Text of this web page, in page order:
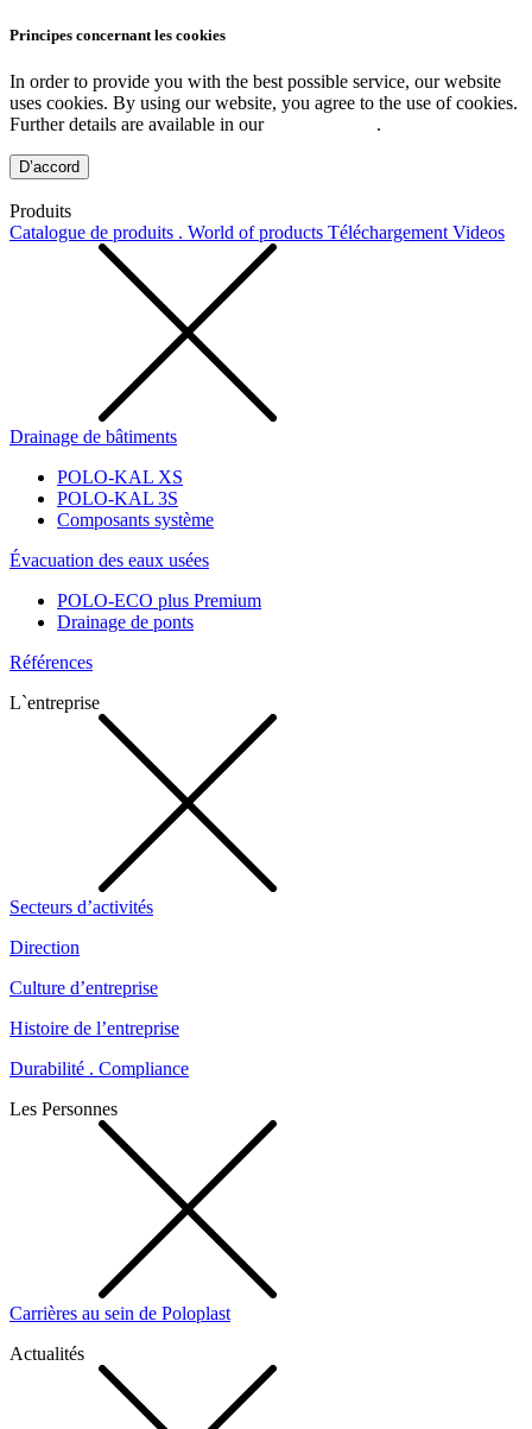
Principes concernant les cookies
In order to provide you with the best possible service, our website
uses cookies. By using our website, you agree to the use of cookies.
Further details are available in our
.
D’accord
Produits
Catalogue de produits . World of products Téléchargement Videos
Drainage de bâtiments
POLO-KAL XS
POLO-KAL 3S
Composants système
Évacuation des eaux usées
POLO-ECO plus Premium
Drainage de ponts
Références
L`entreprise
Secteurs d’activités
Direction
Culture d’entreprise
Histoire de l’entreprise
Durabilité . Compliance
Les Personnes
Carrières au sein de Poloplast
Actualités